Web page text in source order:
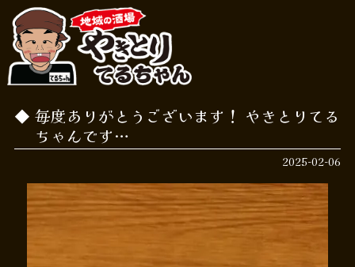
毎度ありがとうございます！ やきとりてる
ちゃんです…
2025-02-06